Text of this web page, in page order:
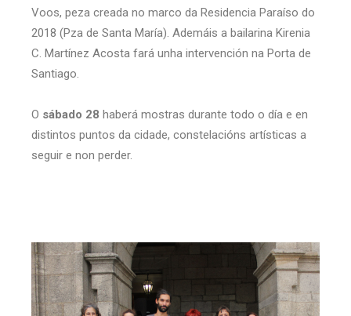
Voos, peza creada no marco da Residencia Paraíso do
2018 (Pza de Santa María). Ademáis a bailarina Kirenia
C. Martínez Acosta fará unha intervención na Porta de
Santiago.
O sábado 28 haberá mostras durante todo o día e en
distintos puntos da cidade, constelacións artísticas a
seguir e non perder.